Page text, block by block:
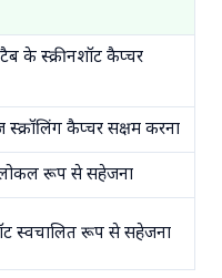
टैब के स्क्रीनशॉट कैप्चर
कैप्चर सक्षम करना
रूप से सहेजना
स्वचालित रूप से सहेजना